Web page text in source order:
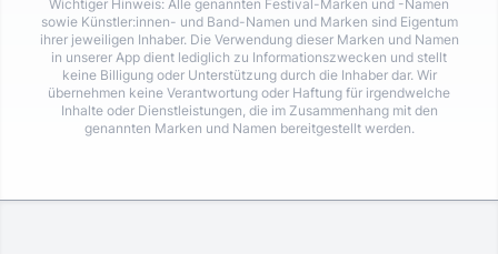
Wichtiger Hinweis: Alle genannten Festival-Marken und -Namen
sowie Künstler:innen- und Band-Namen und Marken sind Eigentum
ihrer jeweiligen Inhaber. Die Verwendung dieser Marken und Namen
in unserer App dient lediglich zu Informationszwecken und stellt
keine Billigung oder Unterstützung durch die Inhaber dar. Wir
übernehmen keine Verantwortung oder Haftung für irgendwelche
Inhalte oder Dienstleistungen, die im Zusammenhang mit den
genannten Marken und Namen bereitgestellt werden.